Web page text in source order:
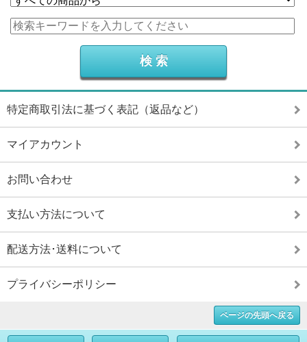
特定商取引法に基づく表記（返品など）
マイアカウント
お問い合わせ
支払い方法について
配送方法･送料について
プライバシーポリシー
ページの先頭へ戻る